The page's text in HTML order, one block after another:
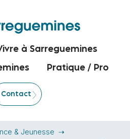
à Sarreguemines
Pratique / Pro
Contact
& Jeunesse